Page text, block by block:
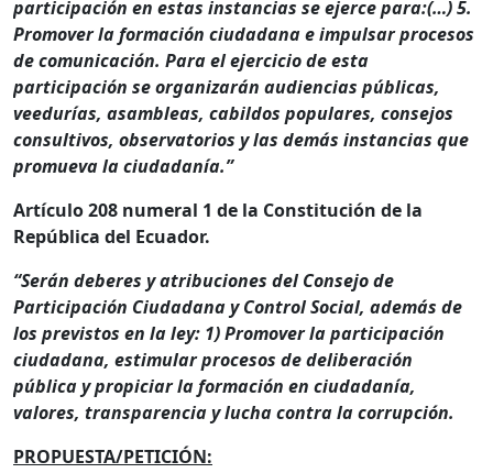
participación en estas instancias se ejerce para:(…) 5.
Promover la formación ciudadana e impulsar procesos
de comunicación. Para el ejercicio de esta
participación se organizarán audiencias públicas,
veedurías, asambleas, cabildos populares, consejos
consultivos, observatorios y las demás instancias que
promueva la ciudadanía.”
Artículo 208 numeral 1 de la Constitución de la
República del Ecuador.
“Serán deberes y atribuciones del Consejo de
Participación Ciudadana y Control Social, además de
los previstos en la ley: 1) Promover la participación
ciudadana, estimular procesos de deliberación
pública y propiciar la formación en ciudadanía,
valores, transparencia y lucha contra la corrupción.
PROPUESTA/PETICIÓN: